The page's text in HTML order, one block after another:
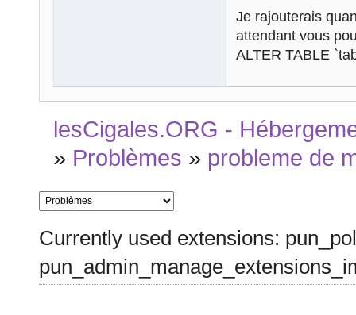
Je rajouterais
attendant vous
ALTER TABLE
lesCigales.ORG -
» Problèmes » probleme de
Currently used extensions: